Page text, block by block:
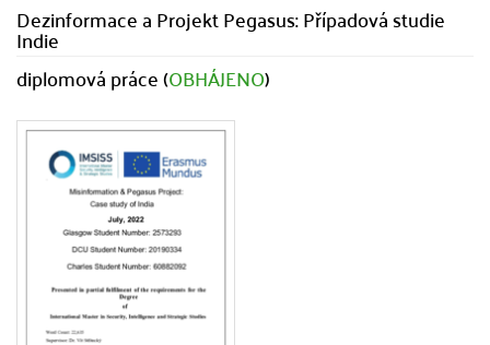
Dezinformace a Projekt Pegasus: Případová studie
Indie
diplomová práce (OBHÁJENO)